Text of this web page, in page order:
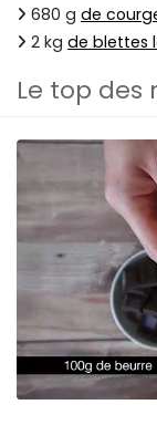
680 g de
2 kg de blettes
Le top des